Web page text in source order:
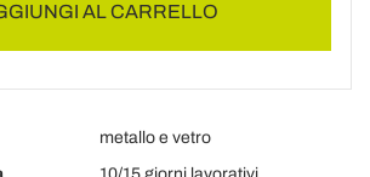
AL CARRELLO
metallo e vetro